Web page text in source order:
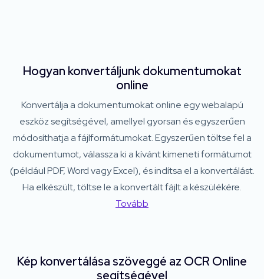
Hogyan konvertáljunk dokumentumokat
online
Konvertálja a dokumentumokat online egy webalapú
eszköz segítségével, amellyel gyorsan és egyszerűen
módosíthatja a fájlformátumokat. Egyszerűen töltse fel a
dokumentumot, válassza ki a kívánt kimeneti formátumot
(például PDF, Word vagy Excel), és indítsa el a konvertálást.
Ha elkészült, töltse le a konvertált fájlt a készülékére.
Tovább
Kép konvertálása szöveggé az OCR Online
segítségével